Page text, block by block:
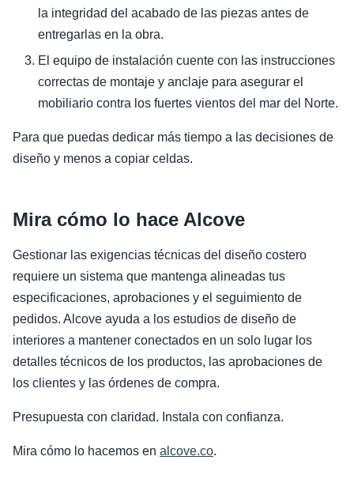
la integridad del acabado de las piezas antes de
entregarlas en la obra.
El equipo de instalación cuente con las instrucciones
correctas de montaje y anclaje para asegurar el
mobiliario contra los fuertes vientos del mar del Norte.
Para que puedas dedicar más tiempo a las decisiones de
diseño y menos a copiar celdas.
Mira cómo lo hace Alcove
Gestionar las exigencias técnicas del diseño costero
requiere un sistema que mantenga alineadas tus
especificaciones, aprobaciones y el seguimiento de
pedidos. Alcove ayuda a los estudios de diseño de
interiores a mantener conectados en un solo lugar los
detalles técnicos de los productos, las aprobaciones de
los clientes y las órdenes de compra.
Presupuesta con claridad. Instala con confianza.
Mira cómo lo hacemos en alcove.co.